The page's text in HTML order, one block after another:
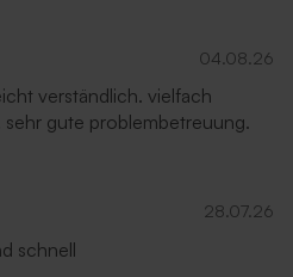
04.08.26
verständlich. vielfach
gute problembetreuung.
28.07.26
schnell